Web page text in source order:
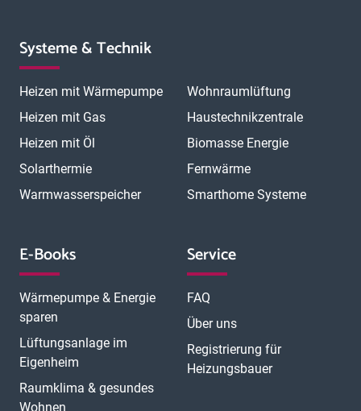
Systeme & Technik
Heizen mit Wärmepumpe
Heizen mit Gas
Heizen mit Öl
Solarthermie
Warmwasserspeicher
Wohnraumlüftung
Haustechnikzentrale
Biomasse Energie
Fernwärme
Smarthome Systeme
E-Books
Wärmepumpe & Energie
sparen
Lüftungsanlage im
Eigenheim
Raumklima & gesundes
Wohnen
Service
FAQ
Über uns
Registrierung für
Heizungsbauer